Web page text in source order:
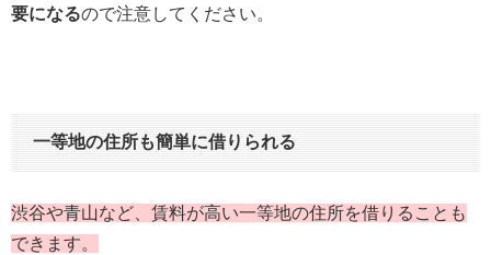
要になるので注意してください。
一等地の住所も簡単に借りられる
渋谷や青山など、賃料が高い一等地の住所を借りることも
できます。